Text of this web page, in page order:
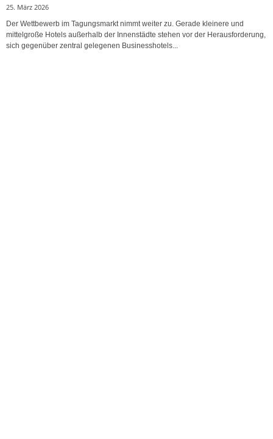
25. März 2026
Der Wettbewerb im Tagungsmarkt nimmt weiter zu. Gerade kleinere und
mittelgroße Hotels außerhalb der Innenstädte stehen vor der Herausforderung,
sich gegenüber zentral gelegenen Businesshotels...